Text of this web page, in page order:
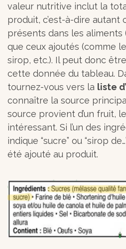
valeur nutritive inclut la
produit, c’est-à-dire autant
présents dans les aliments
que ceux ajoutés (comme
sirop, etc.). Il peut donc
cette donnée du tableau.
tournez-vous vers la liste
connaître la source
source provient d’un fruit,
intéressant. Si l’un des
indique “sucre” ou “sirop
été ajouté au produit.